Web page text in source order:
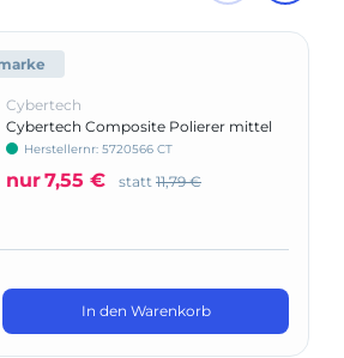
Cybertech
Cybertech Composite Polierer mittel
Herstellernr: 5720566 CT
nur7,55 € statt 11,79 €
In den Warenkorb